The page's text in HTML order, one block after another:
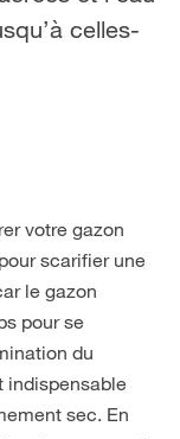
celles-
votre gazon
scarifier une
le gazon
pour se
du
indispensable
sec. En